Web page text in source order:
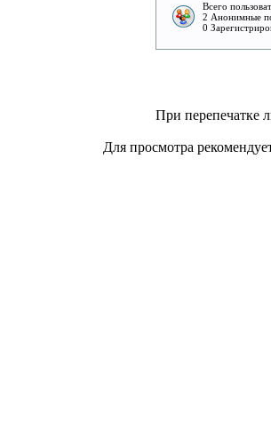
Всего
2 Анонимные
0
При перепечатке
Для просмотра